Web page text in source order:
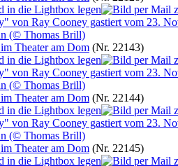
Theater am Dom (Nr. 22143)
Theater am Dom (Nr. 22144)
Theater am Dom (Nr. 22145)